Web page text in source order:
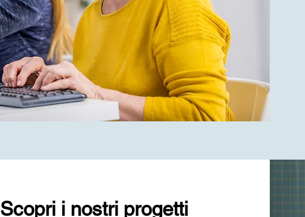
Scopri i nostri progetti